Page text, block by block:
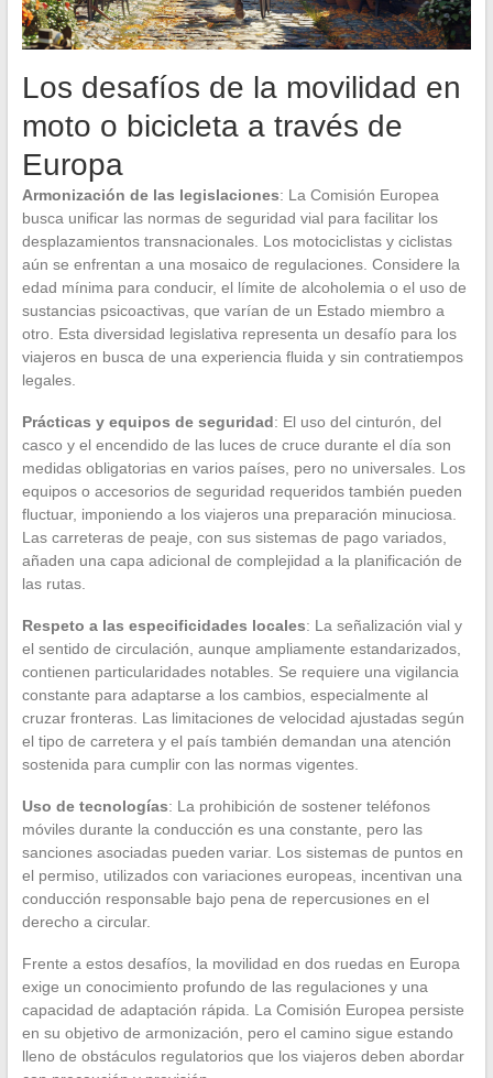
Los desafíos de la movilidad en
moto o bicicleta a través de
Europa
Armonización de las legislaciones: La Comisión Europea
busca unificar las normas de seguridad vial para facilitar los
desplazamientos transnacionales. Los motociclistas y ciclistas
aún se enfrentan a una mosaico de regulaciones. Considere la
edad mínima para conducir, el límite de alcoholemia o el uso de
sustancias psicoactivas, que varían de un Estado miembro a
otro. Esta diversidad legislativa representa un desafío para los
viajeros en busca de una experiencia fluida y sin contratiempos
legales.
Prácticas y equipos de seguridad: El uso del cinturón, del
casco y el encendido de las luces de cruce durante el día son
medidas obligatorias en varios países, pero no universales. Los
equipos o accesorios de seguridad requeridos también pueden
fluctuar, imponiendo a los viajeros una preparación minuciosa.
Las carreteras de peaje, con sus sistemas de pago variados,
añaden una capa adicional de complejidad a la planificación de
las rutas.
Respeto a las especificidades locales: La señalización vial y
el sentido de circulación, aunque ampliamente estandarizados,
contienen particularidades notables. Se requiere una vigilancia
constante para adaptarse a los cambios, especialmente al
cruzar fronteras. Las limitaciones de velocidad ajustadas según
el tipo de carretera y el país también demandan una atención
sostenida para cumplir con las normas vigentes.
Uso de tecnologías: La prohibición de sostener teléfonos
móviles durante la conducción es una constante, pero las
sanciones asociadas pueden variar. Los sistemas de puntos en
el permiso, utilizados con variaciones europeas, incentivan una
conducción responsable bajo pena de repercusiones en el
derecho a circular.
Frente a estos desafíos, la movilidad en dos ruedas en Europa
exige un conocimiento profundo de las regulaciones y una
capacidad de adaptación rápida. La Comisión Europea persiste
en su objetivo de armonización, pero el camino sigue estando
lleno de obstáculos regulatorios que los viajeros deben abordar